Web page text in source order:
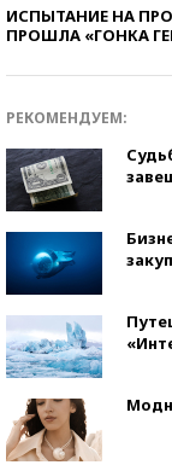
ИСПЫТАНИЕ НА
ПРОШЛА «ГОНКА
РЕКОМЕНДУЕМ: